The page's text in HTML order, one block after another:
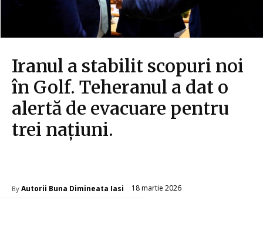
Iranul a stabilit scopuri noi
în Golf. Teheranul a dat o
alertă de evacuare pentru
trei națiuni.
By Autorii Buna Dimineata Iasi 18 martie 2026